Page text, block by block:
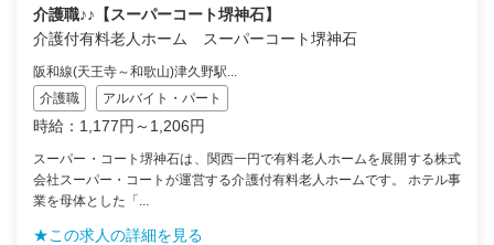
介護職♪♪【スーパーコート堺神石】
介護付有料老人ホーム スーパーコート堺神石
阪和線(天王寺～和歌山)津久野駅...
介護職
アルバイト・パート
時給：1,177円～1,206円
スーパー・コート堺神石は、関西一円で有料老人ホームを展開する株式
会社スーパー・コートが運営する介護付有料老人ホームです。 ホテル事
業を母体とした「...
★この求人の詳細を見る